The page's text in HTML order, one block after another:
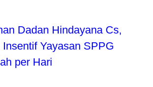
Dadan Hindayana Cs,
Yayasan SPPG
per Hari